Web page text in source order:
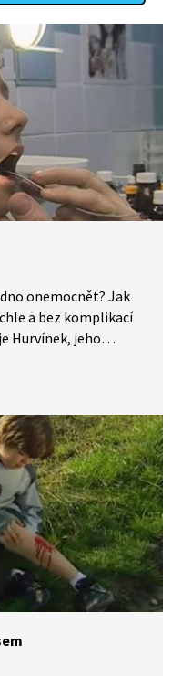
onemocnět? Jak
a bez komplikací
Hurvínek, jeho